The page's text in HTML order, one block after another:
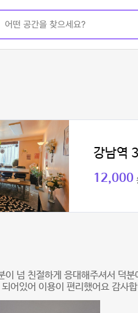
강남역
12,000
이 넘 친절하게 응대해주셔서 덕
어있어 이용이 편리했어요 감사